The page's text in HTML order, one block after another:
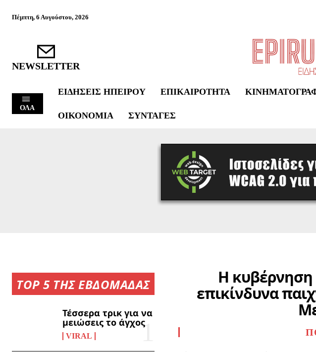
Πέμπτη, 6 Αυγούστου, 2026
NEWSLETTER
ΟΛΑ
ΕΙΔΉΣΕΙΣ ΗΠΕΊΡΟΥ ΕΠΙΚΑΙΡΌΤΗΤΑ
ΟΙΚΟΝΟΜΊΑ ΣΥΝΤΑΓΈΣ
TOP 5 ΤΗΣ ΕΒΔΟΜΑΔΑΣ
Τέσσερα τρικ για να
μειώσεις το άγχος
VIRAL
Η κυβέρνηση
επικίνδυνα